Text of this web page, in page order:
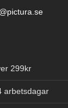
299kr
arbetsdagar